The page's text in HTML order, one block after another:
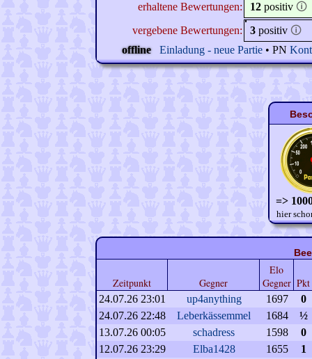
erhaltene Bewertungen: 12 positiv 🛈
vergebene Bewertungen:
3 positiv 🛈
offline
Einladung - neue Partie • PN
=>
hier
Zeitpunkt Gegner
Elo
Gegner Pkt
24.07.26 23:01 up4anything 1697
0
24.07.26 22:48
Leberkässemmel 1684
½
13.07.26 00:05
schadress 1598
0
12.07.26 23:29
Elba1428 1655
1